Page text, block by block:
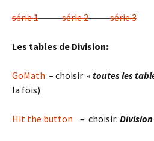
série 1 série 2 série 3
Les tables de Division:
GoMath – choisir « toutes les
la fois)
Hit the button – choisir: